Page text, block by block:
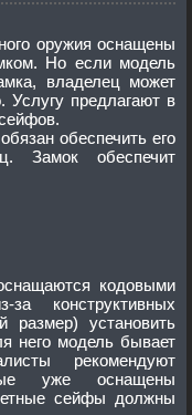
оружия оснащены
Но если модель
владелец может
Услугу предлагают в
обеспечить его
Замок обеспечит
кодовыми
конструктивных
размер) установить
него модель бывает
рекомендуют
уже оснащены
сейфы должны